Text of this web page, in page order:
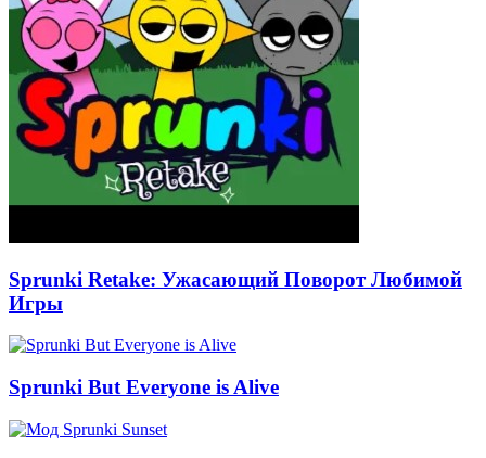
Sprunki Retake: Ужасающий Поворот Любимой
Игры
Sprunki But Everyone is Alive